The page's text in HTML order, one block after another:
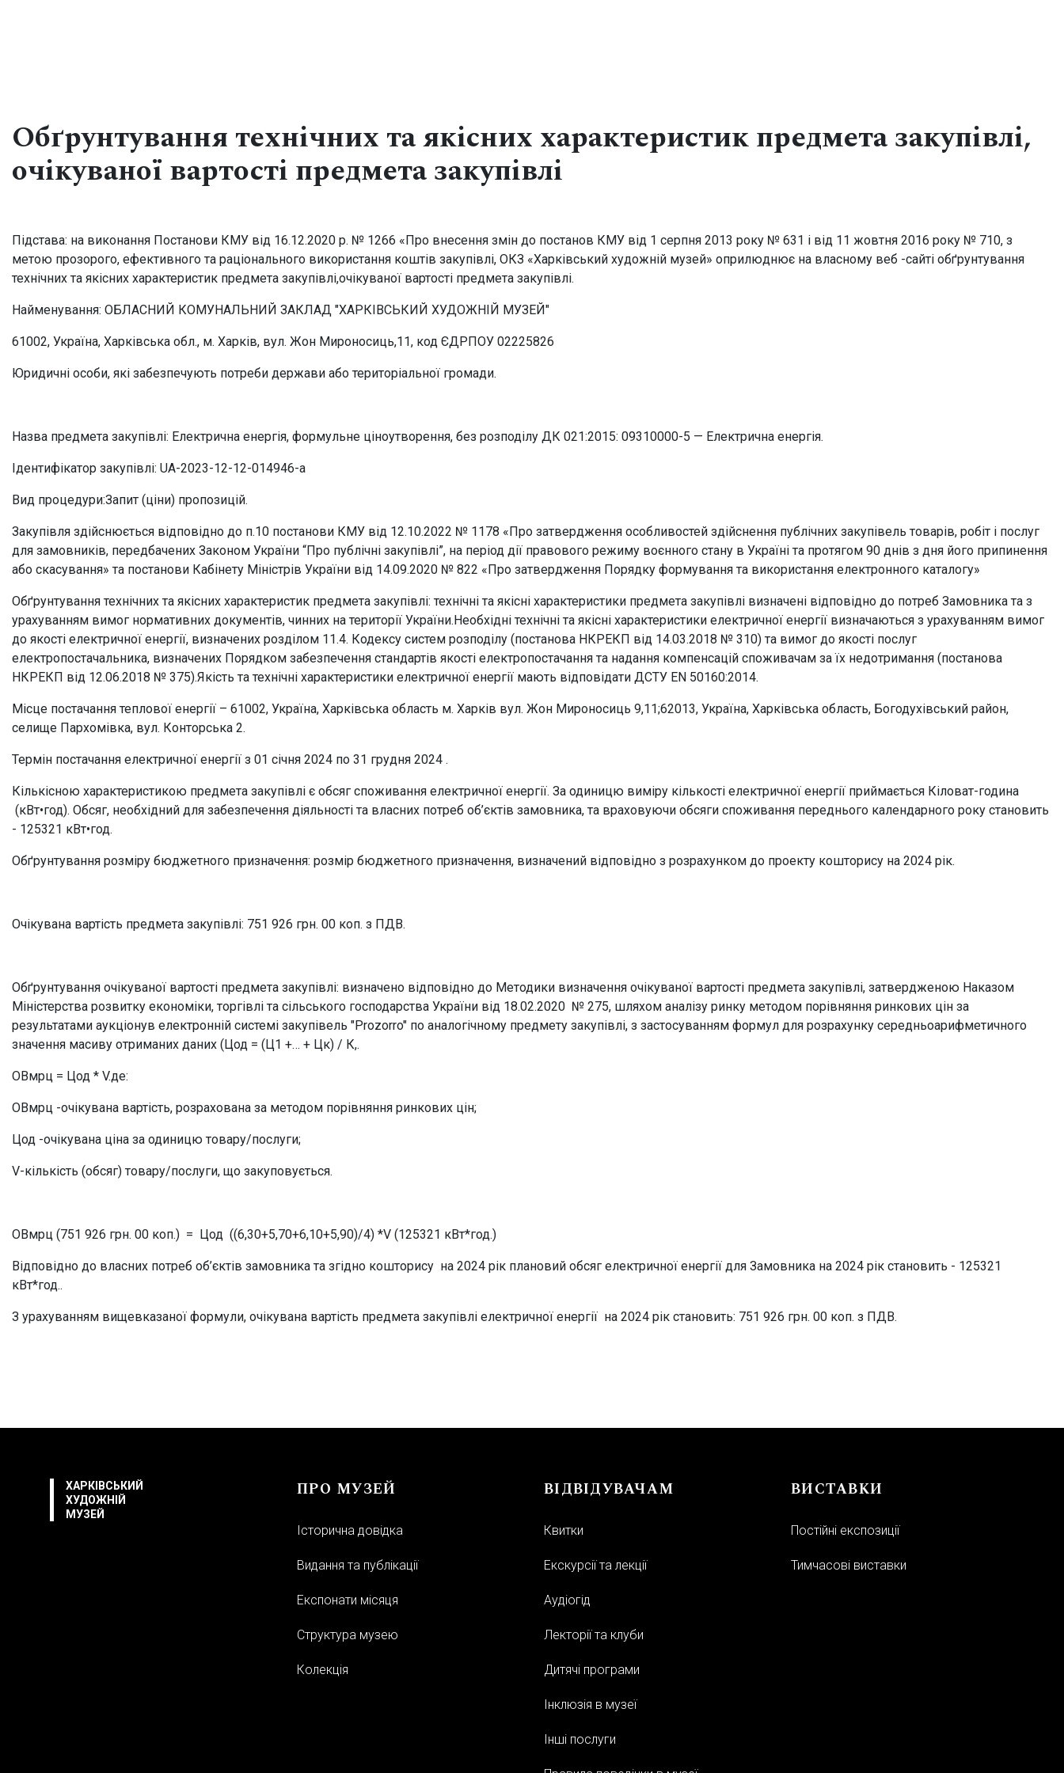
ПРО МУЗЕЙ
Історична довідка
Видання та публікації
Структура музею
ВІДВІДУВАЧАМ
Квитки
Екскурсії та лекції
Інклюзія в музеї
Інші послуги
Правила поведінки в музеї
ВИСТАВКИ
Постійні експозиції
Тимчасові виставки
Харківський художній музей:
11
Виставкова зала ХХМ:
м. Харків, вул. Жон Мироносиць, 9
Адміністрація:+38 (057)-706-33-95
Відділ роботи з відвідувачами:
+38 (057)-706-33-94
artmuseum_kharkiv@i.ua
Обґрунтування технічних та якісних характеристик предмета закупівлі,
очікуваної вартості предмета закупівлі
Підстава: на виконання Постанови КМУ від 16.12.2020 р. № 1266 «Про внесення змін до постанов КМУ від 1 серпня 2013 року № 631 і від 11 жовтня 2016 року № 710, з
метою прозорого, ефективного та раціонального використання коштів закупівлі, ОКЗ «Харківський художній музей» оприлюднює на власному веб -сайті обґрунтування
технічних та якісних характеристик предмета закупівлі,очікуваної вартості предмета закупівлі.
Найменування: ОБЛАСНИЙ КОМУНАЛЬНИЙ ЗАКЛАД "ХАРКІВСЬКИЙ ХУДОЖНІЙ МУЗЕЙ"
61002, Україна, Харківська обл., м. Харків, вул. Жон Мироносиць,11, код ЄДРПОУ 02225826
Юридичні особи, які забезпечують потреби держави або територіальної громади.
Назва предмета закупівлі: Електрична енергія, формульне ціноутворення, без розподілу ДК 021:2015: 09310000-5 — Електрична енергія.
Ідентифікатор закупівлі: UA-2023-12-12-014946-a
Вид процедури:Запит (ціни) пропозицій.
Закупівля здійснюється відповідно до п.10 постанови КМУ від 12.10.2022 № 1178 «Про затвердження особливостей здійснення публічних закупівель товарів, робіт і послуг
для замовників, передбачених Законом України “Про публічні закупівлі”, на період дії правового режиму воєнного стану в Україні та протягом 90 днів з дня його припинення
або скасування» та постанови Кабінету Міністрів України від 14.09.2020 № 822 «Про затвердження Порядку формування та використання електронного каталогу»
Обґрунтування технічних та якісних характеристик предмета закупівлі: технічні та якісні характеристики предмета закупівлі визначені відповідно до потреб Замовника та з
урахуванням вимог нормативних документів, чинних на території України. Необхідні технічні та якісні характеристики електричної енергії визначаються з урахуванням вимог
до якості електричної енергії, визначених розділом 11.4. Кодексу систем розподілу (постанова НКРЕКП від 14.03.2018 № 310) та вимог до якості послуг
електропостачальника, визначених Порядком забезпечення стандартів якості електропостачання та надання компенсацій споживачам за їх недотримання (постанова
НКРЕКП від 12.06.2018 № 375).Якість та технічні характеристики електричної енергії мають відповідати ДСТУ EN 50160:2014.
Місце постачання теплової енергії – 61002, Україна, Харківська область м. Харків вул. Жон Мироносиць 9,11;62013, Україна, Харківська область, Богодухівський район,
селище Пархомівка, вул. Конторська 2.
Термін постачання електричної енергії з 01 січня 2024 по 31 грудня 2024 .
Кількісною характеристикою предмета закупівлі є обсяг споживання електричної енергії. За одиницю виміру кількості електричної енергії приймається Кіловат-година
(кВт•год). Обсяг, необхідний для забезпечення діяльності та власних потреб об’єктів замовника, та враховуючи обсяги споживання переднього календарного року становить
- 125321 кВт•год.
Обґрунтування розміру бюджетного призначення: розмір бюджетного призначення, визначений відповідно з розрахунком до проекту кошторису на 2024 рік.
Очікувана вартість предмета закупівлі: 751 926 грн. 00 коп. з ПДВ.
Обґрунтування очікуваної вартості предмета закупівлі: визначено відповідно до Методики визначення очікуваної вартості предмета закупівлі, затвердженою Наказом
Міністерства розвитку економіки, торгівлі та сільського господарства України від 18.02.2020 № 275, шляхом аналізу ринку методом порівняння ринкових цін за
результатами аукціонув електронній системі закупівель "Prozorro" по аналогічному предмету закупівлі, з застосуванням формул для розрахунку середньоарифметичного
значення масиву отриманих даних (Цод = (Ц1 +… + Цк) / К,.
ОВмрц = Цод * V.де:
ОВмрц -очікувана вартість, розрахована за методом порівняння ринкових цін;
Цод -очікувана ціна за одиницю товару/послуги;
V-кількість (обсяг) товару/послуги, що закуповується.
ОВмрц (751 926 грн. 00 коп.) = Цод ((6,30+5,70+6,10+5,90)/4) *V (125321 кВт*год.)
Відповідно до власних потреб об’єктів замовника та згідно кошторису на 2024 рік плановий обсяг електричної енергії для Замовника на 2024 рік становить - 125321
кВт*год..
З урахуванням вищевказаної формули, очікувана вартість предмета закупівлі електричної енергії на 2024 рік становить: 751 926 грн. 00 коп. з ПДВ.
ХАРКІВСЬКИЙ
ХУДОЖНІЙ
МУЗЕЙ
ПРО МУЗЕЙ
Історична довідка
Видання та публікації
Експонати місяця
Структура музею
Колекція
ВІДВІДУВАЧАМ
Квитки
Екскурсії та лекції
Аудіогід
Лекторії та клуби
Дитячі програми
Інклюзія в музеї
Інші послуги
ВИСТАВКИ
Постійні експозиції
Тимчасові виставки